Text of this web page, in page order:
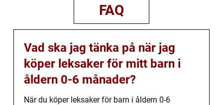
FAQ
Vad ska jag tänka på när jag
köper leksaker för mitt barn i
åldern 0-6 månader?
När du köper leksaker för barn i åldern 0-6